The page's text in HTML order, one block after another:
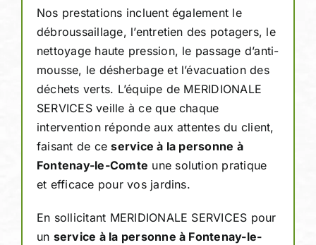
Nos prestations incluent également le
débroussaillage, l’entretien des potagers, le
nettoyage haute pression, le passage d’anti-
mousse, le désherbage et l’évacuation des
déchets verts. L’équipe de MERIDIONALE
SERVICES veille à ce que chaque
intervention réponde aux attentes du client,
faisant de ceservice à la personne à
Fontenay-le-Comte une solution pratique
et efficace pour vos jardins.
En sollicitant MERIDIONALE SERVICES pour
un service à la personne à Fontenay-le-